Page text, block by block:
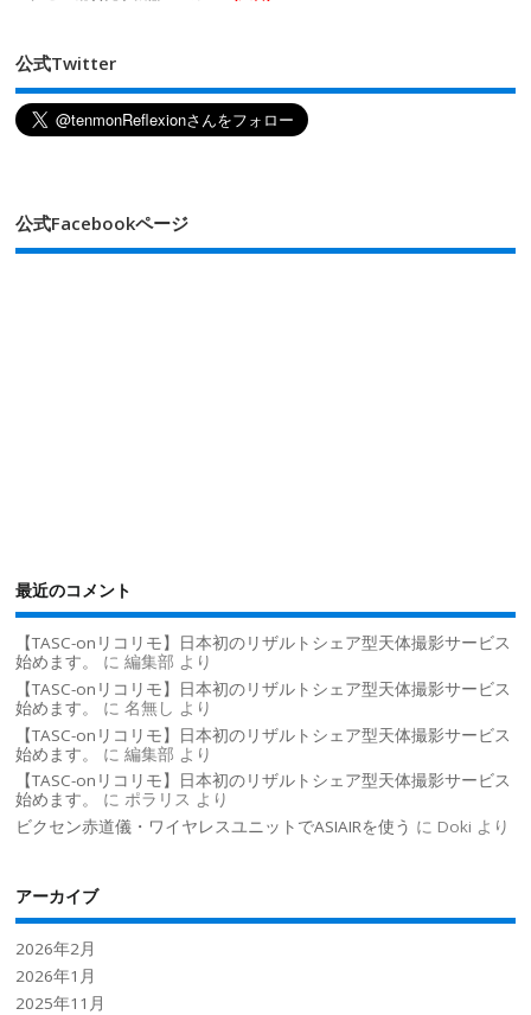
公式Twitter
公式Facebookページ
最近のコメント
【TASC-onリコリモ】日本初のリザルトシェア型天体撮影サービス
始めます。
に編集部 より
【TASC-onリコリモ】日本初のリザルトシェア型天体撮影サービス
始めます。
に名無し より
【TASC-onリコリモ】日本初のリザルトシェア型天体撮影サービス
始めます。
に編集部 より
【TASC-onリコリモ】日本初のリザルトシェア型天体撮影サービス
始めます。
にポラリス より
ビクセン赤道儀・ワイヤレスユニットでASIAIRを使う に Doki より
アーカイブ
2026年2月
2026年1月
2025年11月